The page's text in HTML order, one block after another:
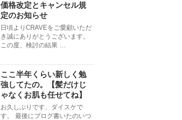
価格改定とキャンセル規
定のお知らせ
日頃よりCRAVEをご愛顧いただ
き誠にありがとうございます。
この度、検討の結果 …
ここ半年くらい新しく勉
強してたの。【髪だけじ
ゃなくお肌も任せてね】
お久しぶりです、ダイスケで
す。 最後にブログ書いたのいつ